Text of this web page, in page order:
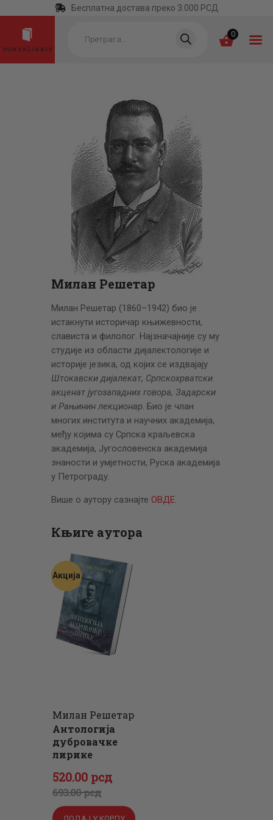
Бесплатна достава преко 3.000 РСД
search 0
ПОЧЕТНА
КАТЕГОРИЈЕ
НАЈПРОДАВАНИЈЕ
НОВЕ КЊИГЕ
ОТРГНУТО ОД
ЗАБОРАВА
АУТОРИ
АКТУЕЛНОСТИ
ЦЕНОВНИК
Милан Решетар
Милан Решетар (1860–1942) био је
истакнути историчар књижевности,
слависта и филолог. Најзначајније су му
студије из области дијалектологије и
историје језика, од којих се издвајају
Штокавски дијалекат, Српскохрватски
акценат југозападних говора, Задарски
и Рањинин лекционар. Био је члан
многих института и научних академија,
међу којима су Српска краљевска
академија, Југословенска академија
знаности и умјетности, Руска академија
у Петрограду.
Више о аутору сазнајте ОВДЕ.
Књиге аутора
Акција
Милан Решетар
Антологија
дубровачке
лирике
693.00рсд
Оригинална
цена
је
520.00 рсд
Тренутна
цена
је: